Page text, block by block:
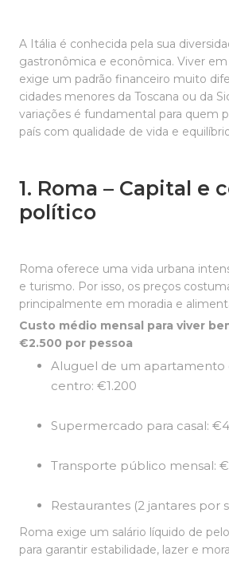
A Itália é conhecida pela sua
gastronômica e econômica. Viver
exige um padrão financeiro muito
cidades menores da Toscana ou da
variações é fundamental para quem
país com qualidade de vida e
1. Roma – Capital e
político
Roma oferece uma vida urbana
e turismo. Por isso, os preços
principalmente em moradia e
Custo médio mensal para viver
€2.500 por pessoa
Aluguel de um apartamento
centro: €1.200
Supermercado para casal:
Transporte público mensal:
Restaurantes (2 jantares por
Roma exige um salário líquido de
para garantir estabilidade, lazer e